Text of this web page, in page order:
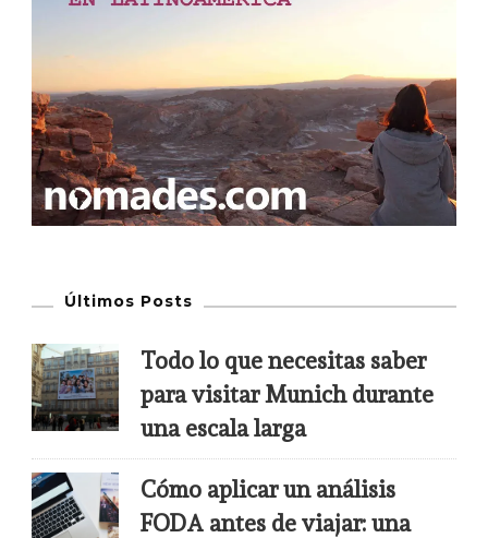
Últimos Posts
Todo lo que necesitas saber
para visitar Munich durante
una escala larga
Cómo aplicar un análisis
FODA antes de viajar: una